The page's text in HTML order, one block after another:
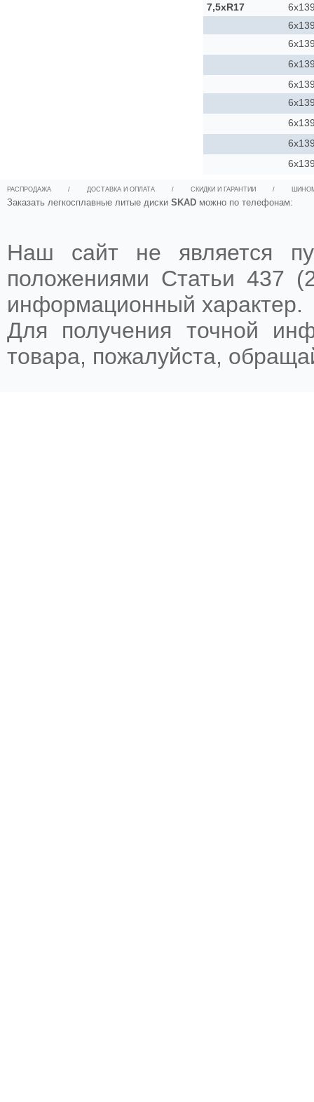
7,5xR17
РАСПРОДАЖА / ДОСТАВКА И ОПЛАТА / СКИДКИ И ГАРАНТИИ /
Заказать легкосплавные литые диски SKAD можно по телефонам:
Наш сайт не является
положениями Статьи 437
информационный характер.
Для получения точной
товара, пожалуйста,